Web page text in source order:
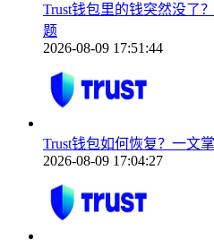
Trust钱包里的钱突然没了
题
2026-08-09 17:51:44
Trust钱包如何恢复？一文
2026-08-09 17:04:27